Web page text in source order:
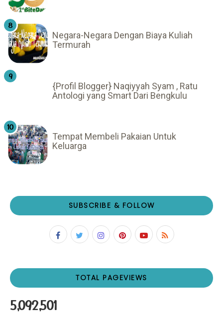
Negara-Negara Dengan Biaya Kuliah
Termurah
{Profil Blogger} Naqiyyah Syam , Ratu
Antologi yang Smart Dari Bengkulu
Tempat Membeli Pakaian Untuk
Keluarga
SUBSCRIBE & FOLLOW
TOTAL PAGEVIEWS
5,092,501